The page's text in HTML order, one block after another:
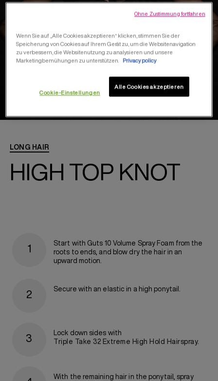
LONG HAIR
HIGH TOP KNOT
Start with Guts 10 Volume Spray Foam from the
roots to ends, and blow dry the hair in an
upward motion.
Secure with an elastic in a high ponytail.
Lock down sides with
Triple Take 32 Extreme High Hold Hairspray.
With the remaining hair in the ponytail, spray
Wenn Sie auf „Alle Cookies akzeptieren“ klicken, stimmen Sie der
Speicherung von Cookies auf Ihrem Gerät zu, um die Websitenavigation
zu verbessern, die Websitenutzung zu analysieren und unsere
Marketingbemühungen zu unterstützen.
Privacy policy
Cookie-Einstellungen
Alle Cookies akzeptieren
Ohne Zustimmung fortfahren